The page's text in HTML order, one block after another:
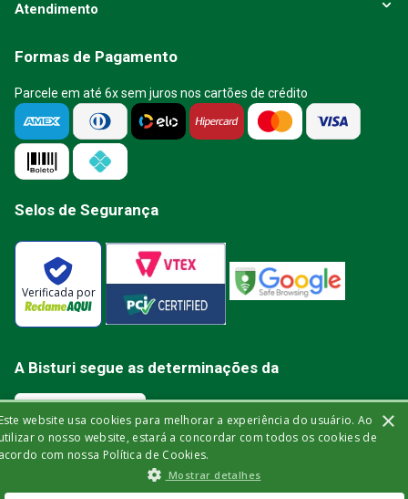
Atendimento
Formas de Pagamento
Parcele em até 6x sem juros nos cartões de crédito
Selos de Segurança
Verificada por
A Bisturi segue as determinações da
Bisturi Distribuidora de Material Hospitalar Ltda | Rua Miguel de Frias, 150 -
loja | Icaraí | Niterói - Rio de Janeiro | CEP: 24.220-003 | CNPJ: 32.561.144/0001-
03 | Insc. Est.: 84.147.982 | Telefone: (21) 2606-1709. © 2021 bisturi.com.br.
×
website usa cookies para melhorar a experiência do usuário. Ao
o nosso website, estará a concordar com todos os cookies de
com nossa Política de Cookies.
Mostrar detalhes